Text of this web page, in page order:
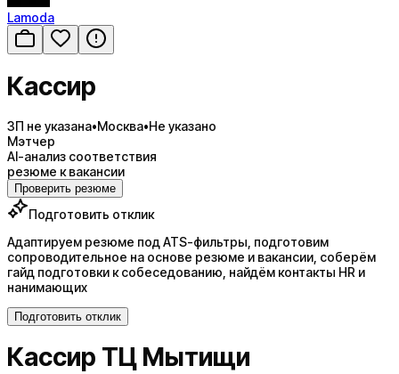
Lamoda
Кассир
ЗП не указана•Москва•Не указано
Мэтчер
AI-анализ соответствия
резюме к вакансии
Проверить резюме
Подготовить отклик
Адаптируем резюме под ATS-фильтры, подготовим
сопроводительное на основе резюме и вакансии, соберём
гайд подготовки к собеседованию, найдём контакты HR и
нанимающих
Подготовить отклик
Кассир ТЦ Мытищи